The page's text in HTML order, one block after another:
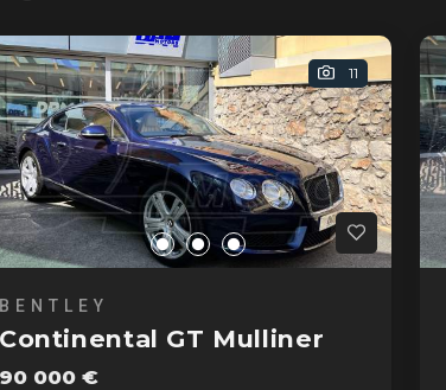
11
BENTLEY
Continental GT Mulliner
90 000 €